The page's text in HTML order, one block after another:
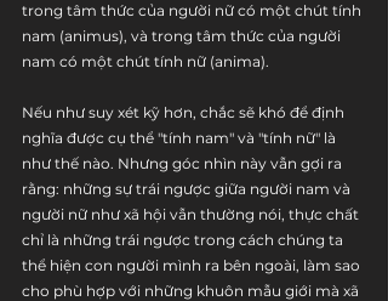
trong tâm thức của người nữ có một chút tính
nam (animus), và trong tâm thức của người
nam có một chút tính nữ (anima).
Nếu như suy xét kỹ hơn, chắc sẽ khó để định
nghĩa được cụ thể "tính nam" và "tính nữ" là
như thế nào. Nhưng góc nhìn này vẫn gợi ra
rằng: những sự trái ngược giữa người nam và
người nữ như xã hội vẫn thường nói, thực chất
chỉ là những trái ngược trong cách chúng ta
thể hiện con người mình ra bên ngoài, làm sao
cho phù hợp với những khuôn mẫu giới mà xã